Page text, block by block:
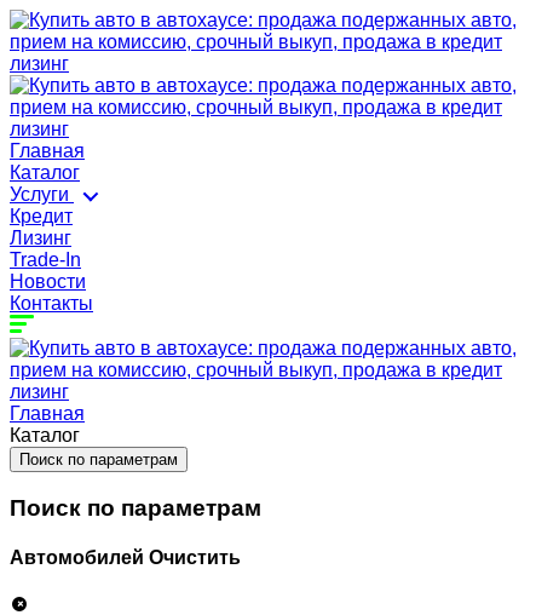
Главная
Каталог
Услуги
Кредит
Лизинг
Trade-In
Новости
Контакты
Главная
Каталог
Поиск по параметрам
Поиск по параметрам
Автомобилей Очистить